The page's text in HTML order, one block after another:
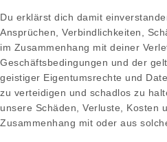
Du erklärst dich damit
Ansprüchen, Verbindlichkeiten,
im Zusammenhang mit deiner
Geschäftsbedingungen und der
geistiger Eigentumsrechte und
zu verteidigen und schadlos zu
unsere Schäden, Verluste, Kosten
Zusammenhang mit oder aus